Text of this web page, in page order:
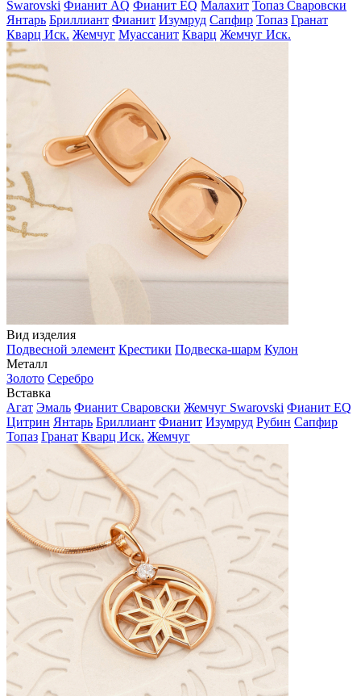
Swarovski Фианит AQ Фианит EQ Малахит Топаз Сваровски
Янтарь Бриллиант Фианит Изумруд Сапфир Топаз Гранат
Кварц Иск. Жемчуг Муассанит Кварц Жемчуг Иск.
Вид изделия
Подвесной элемент Крестики Подвеска-шарм Кулон
Металл
Золото Серебро
Вставка
Агат Эмаль Фианит Сваровски Жемчуг Swarovski Фианит EQ
Цитрин Янтарь Бриллиант Фианит Изумруд Рубин Сапфир
Топаз Гранат Кварц Иск. Жемчуг